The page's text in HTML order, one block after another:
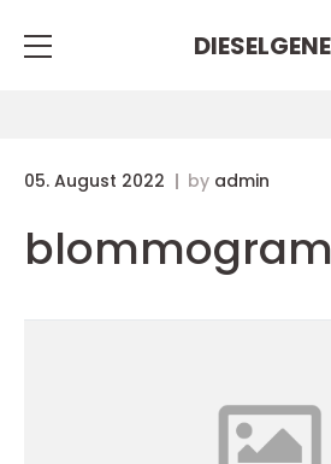
05. August 2022 by admin
blommogram